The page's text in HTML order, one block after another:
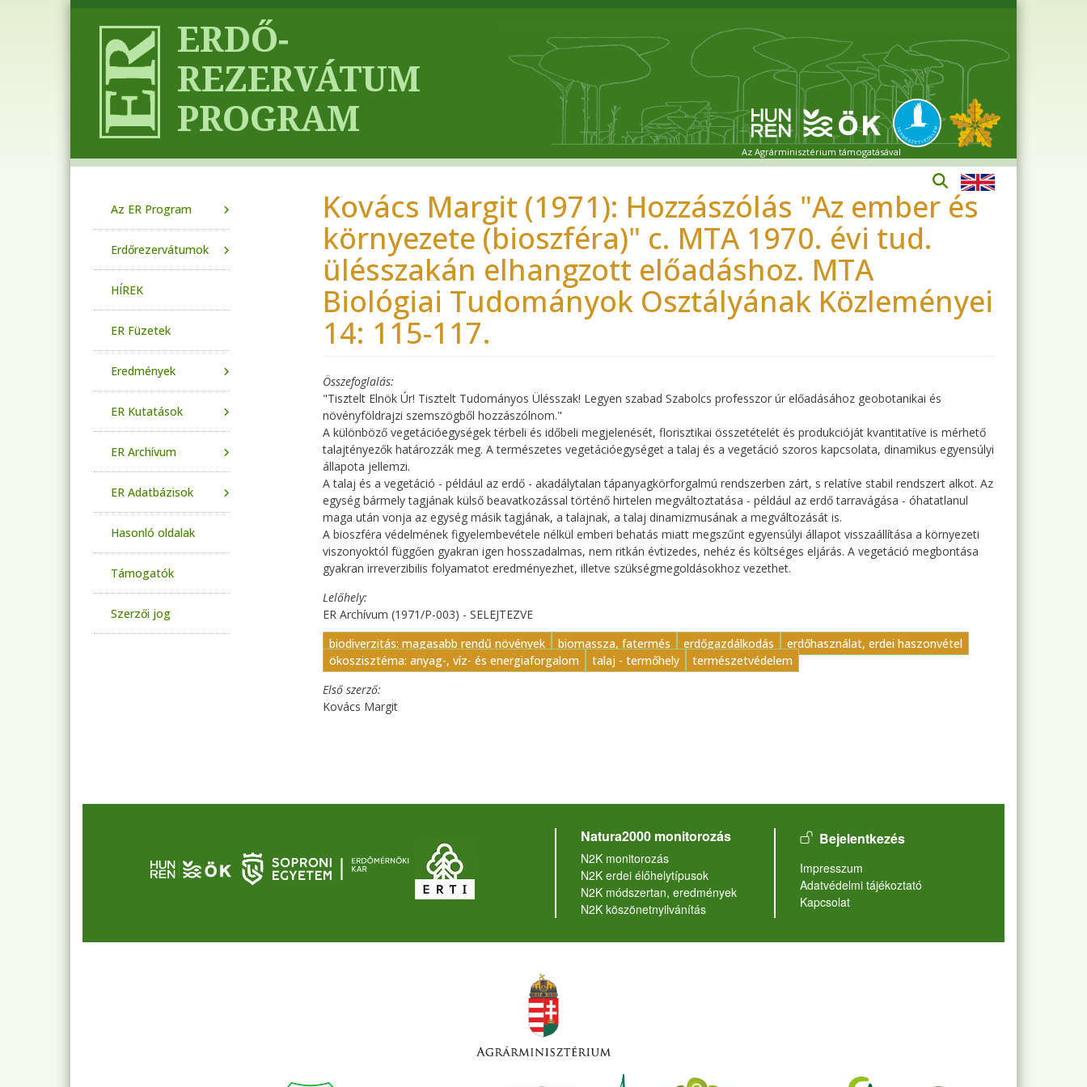
Az Agrárminisztérium támogatásával
Kovács Margit (1971): Hozzászólás "Az ember és
környezete (bioszféra)" c. MTA 1970. évi tud.
ülésszakán elhangzott előadáshoz. MTA
Biológiai Tudományok Osztályának Közleményei
14: 115-117.
Összefoglalás
"Tisztelt Elnök Úr! Tisztelt Tudományos Ülésszak! Legyen szabad Szabolcs professzor úr előadásához geobotanikai és
növényföldrajzi szemszögből hozzászólnom."
A különböző vegetációegységek térbeli és időbeli megjelenését, florisztikai összetételét és produkcióját kvantitatíve is mérhető
talajtényezők határozzák meg. A természetes vegetációegységet a talaj és a vegetáció szoros kapcsolata, dinamikus egyensúlyi
állapota jellemzi.
A talaj és a vegetáció - például az erdő - akadálytalan tápanyagkörforgalmú rendszerben zárt, s relatíve stabil rendszert alkot. Az
egység bármely tagjának külső beavatkozással történő hirtelen megváltoztatása - például az erdő tarravágása - óhatatlanul
maga után vonja az egység másik tagjának, a talajnak, a talaj dinamizmusának a megváltozását is.
A bioszféra védelmének figyelembevétele nélkül emberi behatás miatt megszűnt egyensúlyi állapot visszaállítása a környezeti
viszonyoktól függően gyakran igen hosszadalmas, nem ritkán évtizedes, nehéz és költséges eljárás. A vegetáció megbontása
gyakran irreverzibilis folyamatot eredményezhet, illetve szükségmegoldásokhoz vezethet.
Lelőhely
ER Archívum (1971/P-003) - SELEJTEZVE
biodiverzitás: magasabb rendű növények
biomassza, fatermés erdőgazdálkodás
erdőhasználat, erdei haszonvétel
ökoszisztéma: anyag-, víz- és energiaforgalom
talaj - termőhely
természetvédelem
Első szerző
Kovács Margit
Az ER Program
Erdőrezervátumok
HÍREK
ER Füzetek
Eredmények
ER Kutatások
ER Archívum
ER Adatbázisok
Hasonló oldalak
Támogatók
Szerzői jog
Natura2000 monitorozás
N2K monitorozás
N2K erdei élőhelytípusok
N2K módszertan, eredmények
N2K köszönetnyilvánítás
User account menu
Bejelentkezés
Lábléc
Impresszum
Adatvédelmi tájékoztató
Kapcsolat